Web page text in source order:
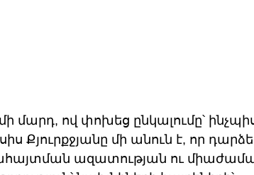
մարդ, ով փոխեց ընկալումը՝
Քյուրքջյանը մի անուն է, որ
ազատության ու